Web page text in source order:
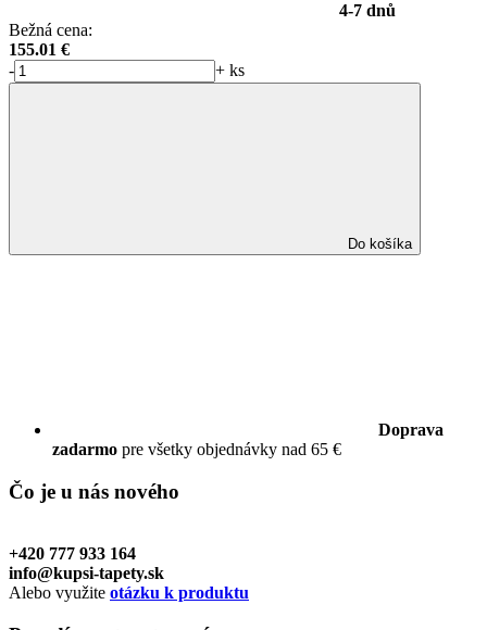
4-7 dnů
Bežná cena:
155.01 €
-
+ ks
Do košíka
Doprava
zadarmo pre všetky objednávky nad 65 €
Čo je u nás nového
+420 777 933 164
info@kupsi-tapety.sk
Alebo využite otázku k produktu